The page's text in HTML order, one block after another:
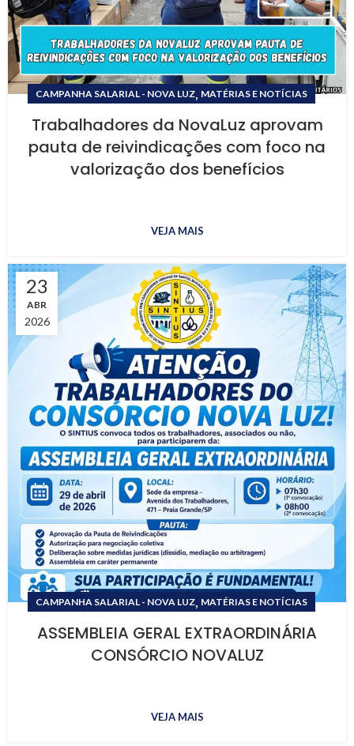
CAMPANHA SALARIAL - NOVA LUZ, MATÉRIAS E NOTÍCIAS
Trabalhadores da NovaLuz aprovam
pauta de reivindicações com foco na
valorização dos benefícios
VEJA MAIS
23
ABR
2026
CAMPANHA SALARIAL - NOVA LUZ, MATÉRIAS E NOTÍCIAS
ASSEMBLEIA GERAL EXTRAORDINÁRIA
CONSÓRCIO NOVALUZ
VEJA MAIS